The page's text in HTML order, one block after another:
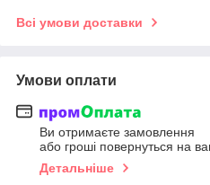
Всі умови доставки
Умови оплати
Ви отримаєте замовлення
або гроші повернуться на
Детальніше